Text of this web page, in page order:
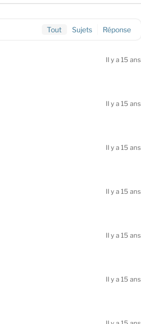
Tout Sujets Réponse
Il y a 15 ans
Il y a 15 ans
Il y a 15 ans
Il y a 15 ans
Il y a 15 ans
Il y a 15 ans